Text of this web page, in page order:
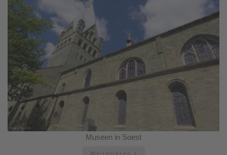
Museen in Soest
Weiterlesen